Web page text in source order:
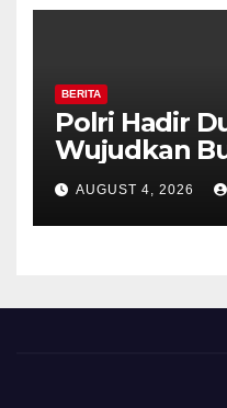
BERITA
Polri Hadir
Wujudkan
Sehat di
AUGUST 4, 2026